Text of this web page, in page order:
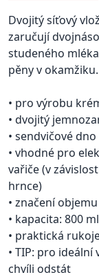
Dvojitý síťový
zaručují
studeného
pěny v okamžiku.
• pro výrobu
• dvojitý
• sendvičové dno
• vhodné pro
vařiče (v
hrnce)
• značení
• kapacita: 800 ml
• praktická
• TIP: pro
chvíli odstát